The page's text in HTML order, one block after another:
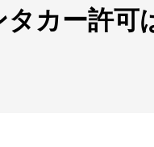
カー許可